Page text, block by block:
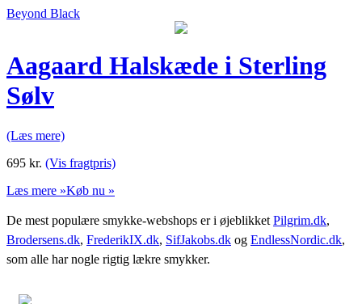
Beyond Black
Aagaard Halskæde i Sterling
Sølv
(Læs mere)
695 kr. (Vis fragtpris)
Læs mere »Køb nu »
De mest populære smykke-webshops er i øjeblikket Pilgrim.dk,
Brodersens.dk, FrederikIX.dk, SifJakobs.dk og EndlessNordic.dk,
som alle har nogle rigtig lækre smykker.